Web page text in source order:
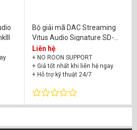
Bộ giải mã DAC Streaming
Vitus Audio Signature SD-
025mkI
Liên hệ
+ NO ROON SUPPORT
+ Giá tốt nhất khi liên hệ ngay
+ Hỗ trợ kỹ thuật 24/7